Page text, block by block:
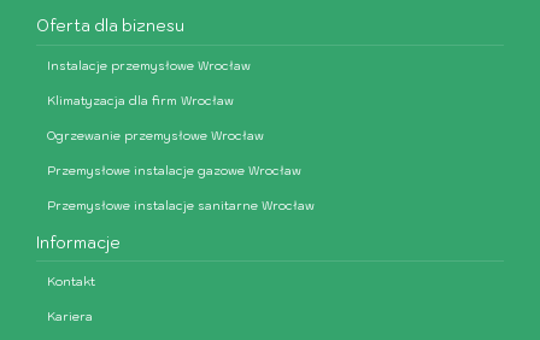
Oferta dla biznesu
Instalacje przemysłowe Wrocław
Klimatyzacja dla firm Wrocław
Ogrzewanie przemysłowe Wrocław
Przemysłowe instalacje gazowe Wrocław
Przemysłowe instalacje sanitarne Wrocław
Informacje
Kontakt
Kariera